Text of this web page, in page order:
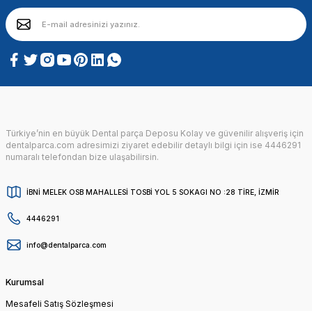
Türkiye’nin en büyük Dental parça Deposu Kolay ve güvenilir alışveriş için
dentalparca.com adresimizi ziyaret edebilir detaylı bilgi için ise 4446291
numaralı telefondan bize ulaşabilirsin.
İBNİ MELEK OSB MAHALLESİ TOSBİ YOL 5 SOKAGI NO :28 TİRE, İZMİR
4446291
info@dentalparca.com
Kurumsal
Mesafeli Satış Sözleşmesi